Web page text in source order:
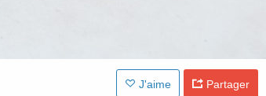
J'aime Partager